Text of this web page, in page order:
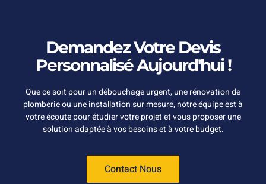
Demandez Votre Devis
Personnalisé Aujourd'hui !
Que ce soit pour un débouchage urgent, une rénovation de
plomberie ou une installation sur mesure, notre équipe est à
votre écoute pour étudier votre projet et vous proposer une
solution adaptée à vos besoins et à votre budget.
Contact Nous